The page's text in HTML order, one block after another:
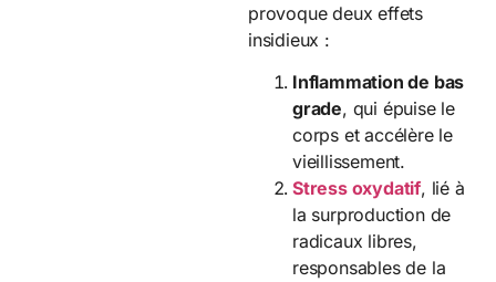
provoque deux effets
insidieux :
Inflammation de bas
grade, qui épuise le
corps et accélère le
vieillissement.
Stress oxydatif, lié à
la surproduction de
radicaux libres,
responsables de la